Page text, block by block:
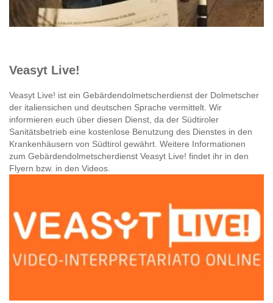
Veasyt Live!
Veasyt Live! ist ein Gebärdendolmetscherdienst der Dolmetscher
der italiensichen und deutschen Sprache vermittelt. Wir
informieren euch über diesen Dienst, da der Südtiroler
Sanitätsbetrieb eine kostenlose Benutzung des Dienstes in den
Krankenhäusern von Südtirol gewährt. Weitere Informationen
zum Gebärdendolmetscherdienst Veasyt Live! findet ihr in den
Flyern bzw. in den Videos.